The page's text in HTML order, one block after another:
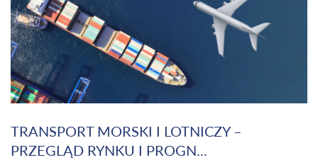
TRANSPORT MORSKI I LOTNICZY –
PRZEGLĄD RYNKU I PROGN...